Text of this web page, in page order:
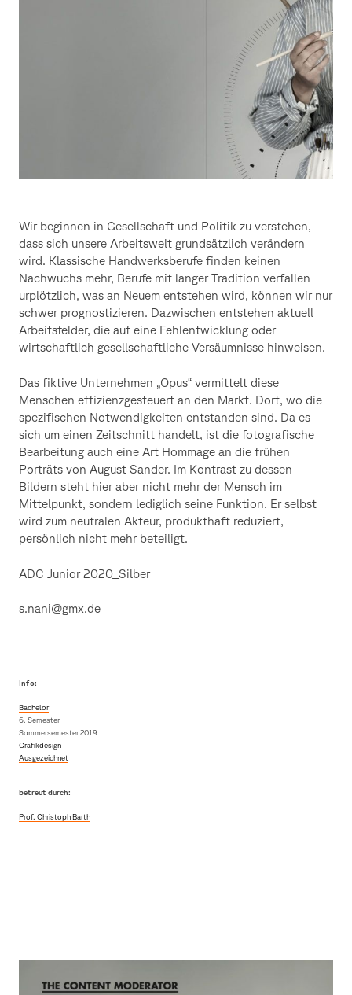
Wir beginnen in Gesellschaft und Politik zu verstehen,
dass sich unsere Arbeitswelt grundsätzlich verändern
wird. Klassische Handwerksberufe finden keinen
Nachwuchs mehr, Berufe mit langer Tradition verfallen
urplötzlich, was an Neuem entstehen wird, können wir nur
schwer prognostizieren. Dazwischen entstehen aktuell
Arbeitsfelder, die auf eine Fehlentwicklung oder
wirtschaftlich gesellschaftliche Versäumnisse hinweisen.
Das fiktive Unternehmen „Opus“ vermittelt diese
Menschen effizienzgesteuert an den Markt. Dort, wo die
spezifischen Notwendigkeiten entstanden sind. Da es
sich um einen Zeitschnitt handelt, ist die fotografische
Bearbeitung auch eine Art Hommage an die frühen
Porträts von August Sander. Im Kontrast zu dessen
Bildern steht hier aber nicht mehr der Mensch im
Mittelpunkt, sondern lediglich seine Funktion. Er selbst
wird zum neutralen Akteur, produkthaft reduziert,
persönlich nicht mehr beteiligt.
ADC Junior 2020_Silber
s.nani@gmx.de
Info:
Bachelor
6. Semester
Sommersemester 2019
Grafikdesign
Ausgezeichnet
betreut durch:
Prof. Christoph Barth